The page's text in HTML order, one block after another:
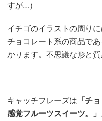
すが…）
イチゴのイラストの周り
チョコレート系の商品で
かります。不思議な形と質
キャッチフレーズは 「チ
感覚フルーツスイーツ。」